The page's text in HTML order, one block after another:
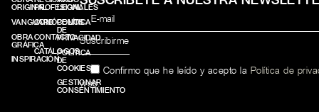
ORIGINAL
VANGUARD
OBRA
GRÁFICA
INSPIRACIÓN
PROFESIONALES
CONÓCENOS
CONTACTO
CATÁLOGOS
LEGAL
POLÍTICA
DE
PRIVACIDAD
POLÍTICA
DE
COOKIES
GESTIONAR
CONSENTIMIENTO
Confirmo que he leído y acepto la Política de
web.